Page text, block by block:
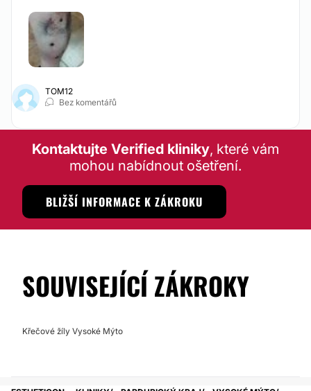
Financování nebo platební prostředky:
Ne
TOM12
Bez komentářů
Kontaktujte Verified kliniky, které vám
mohou nabídnout ošetření.
BLIŽŠÍ INFORMACE K ZÁKROKU
SOUVISEJÍCÍ ZÁKROKY
Křečové žíly Vysoké Mýto